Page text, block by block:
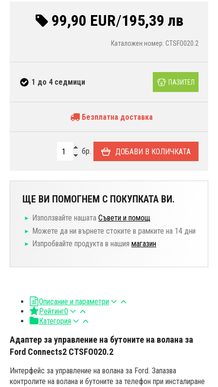
99,90 EUR/195,39 лв
Каталожен номер: CTSFO020.2
1 до 4 седмици ПАЗИТЕЛ
Безплатна доставка
бр. ДОБАВИ В КОЛИЧКАТА
ЩЕ ВИ ПОМОГНЕМ С ПОКУПКАТА ВИ.
Използвайте нашата Съвети и помощ
Можете да ни върнете стоките в рамките на 14 дни
Изпробвайте продукта в нашия магазин
Описание и параметри
Рейтинг0
Категория
Адаптер за управление на бутоните на волана за
Ford Connects2 CTSFO020.2
Интерфейс за управление на волана за Ford. Запазва
контролите на волана и бутоните за телефон при инсталиране